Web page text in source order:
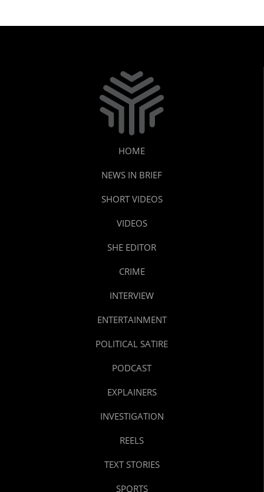
HOME
NEWS IN BRIEF
SHORT VIDEOS
VIDEOS
SHE EDITOR
CRIME
INTERVIEW
ENTERTAINMENT
POLITICAL SATIRE
PODCAST
EXPLAINERS
INVESTIGATION
REELS
TEXT STORIES
SPORTS